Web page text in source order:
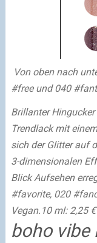
Von oben nach
#free und 040
Brillanter
Trendlack mit
sich der Glitter auf
3-dimensionalen
Blick Aufsehen
#favorite, 020
Vegan. 10 ml: 2,25 €
boho vibe